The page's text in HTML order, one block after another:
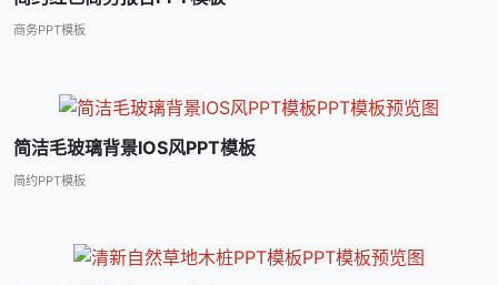
商务PPT模板
简洁毛玻璃背景IOS风PPT模板
简约PPT模板